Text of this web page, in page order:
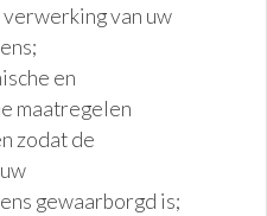
van uw
en
maatregelen
zodat de
gewaarborgd is;